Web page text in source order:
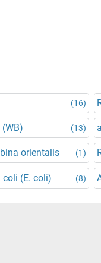
(16)
(13)
orientalis (1)
coli (E. coli) (8)